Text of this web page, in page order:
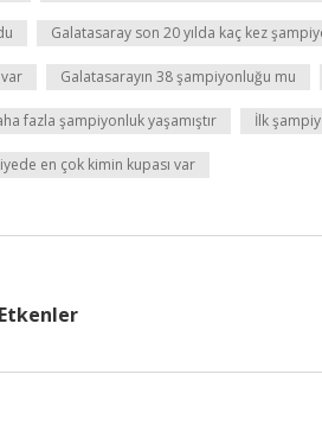
Galatasaray son 20 yılda kaç kez
Galatasarayın 38 şampiyonluğu mu
fazla şampiyonluk yaşamıştır İlk
en çok kimin kupası var